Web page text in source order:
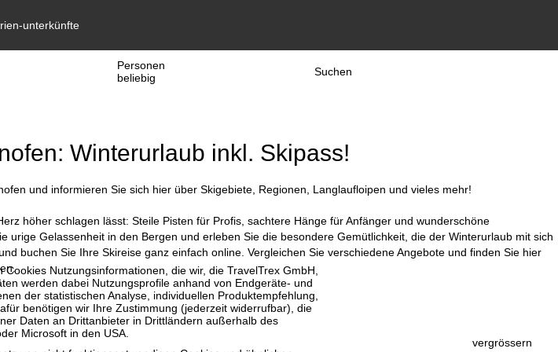
Nutzungsinformationen, die wir, die TravelTrex GmbH,
werden dabei Nutzungsprofile anhand von Endgeräte- und
der statistischen Analyse, individuellen Produktempfehlung,
benötigen wir Ihre Zustimmung (jederzeit widerrufbar), die
Daten an Drittanbieter in Drittländern außerhalb des
Microsoft in den USA.
Personen
beliebig
Suchen
Winterurlaub inkl. Skipass!
und informieren Sie sich hier über Skigebiete, Regionen, Langlaufloipen und vieles mehr!
höher schlagen lässt: Steile Pisten für Profis, sachtere Hänge für Anfänger und wunderschöne
urige Gelassenheit in den Bergen und erleben Sie die besondere Gemütlichkeit, die der Winterurlaub mit sich
buchen Sie Ihre Skireise ganz einfach online. Vergleichen Sie verschiedene Angebote und finden Sie hier
vergrössern